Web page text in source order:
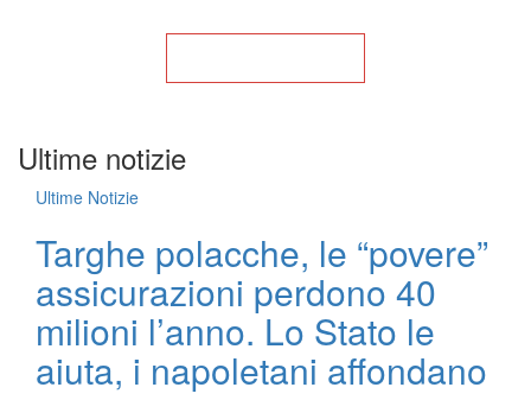
Ultime notizie
Ultime Notizie
Targhe polacche, le “povere”
assicurazioni perdono 40
milioni l’anno. Lo Stato le
aiuta, i napoletani affondano